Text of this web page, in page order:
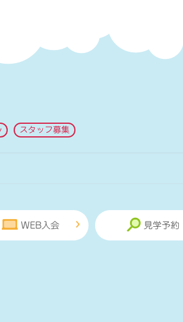
スタッフ募集
WEB入会 見学予約